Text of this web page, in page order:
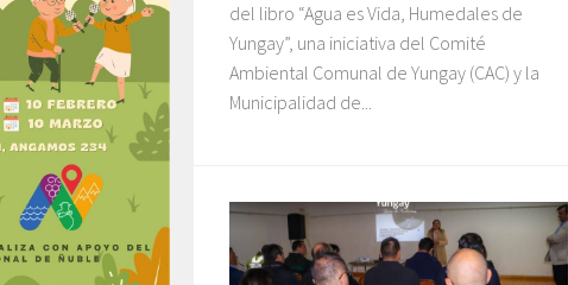
del libro “Agua es Vida, Humedales de
Yungay”, una iniciativa del Comité
Ambiental Comunal de Yungay (CAC) y la
Municipalidad de...